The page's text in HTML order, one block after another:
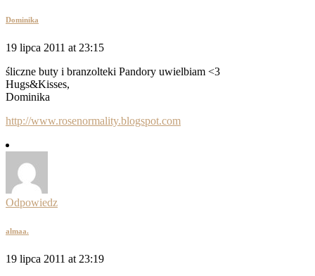
Dominika
19 lipca 2011 at 23:15
śliczne buty i branzolteki Pandory uwielbiam <3
Hugs&Kisses,
Dominika
http://www.rosenormality.blogspot.com
Odpowiedz
almaa.
19 lipca 2011 at 23:19